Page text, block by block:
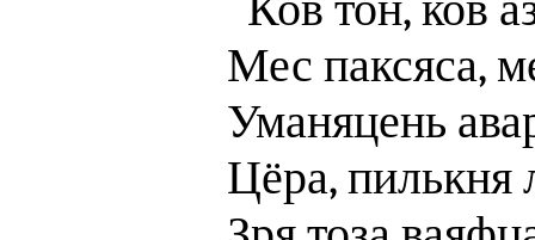
Мес паксяса,
Уманяцень
Цёра, пилькня